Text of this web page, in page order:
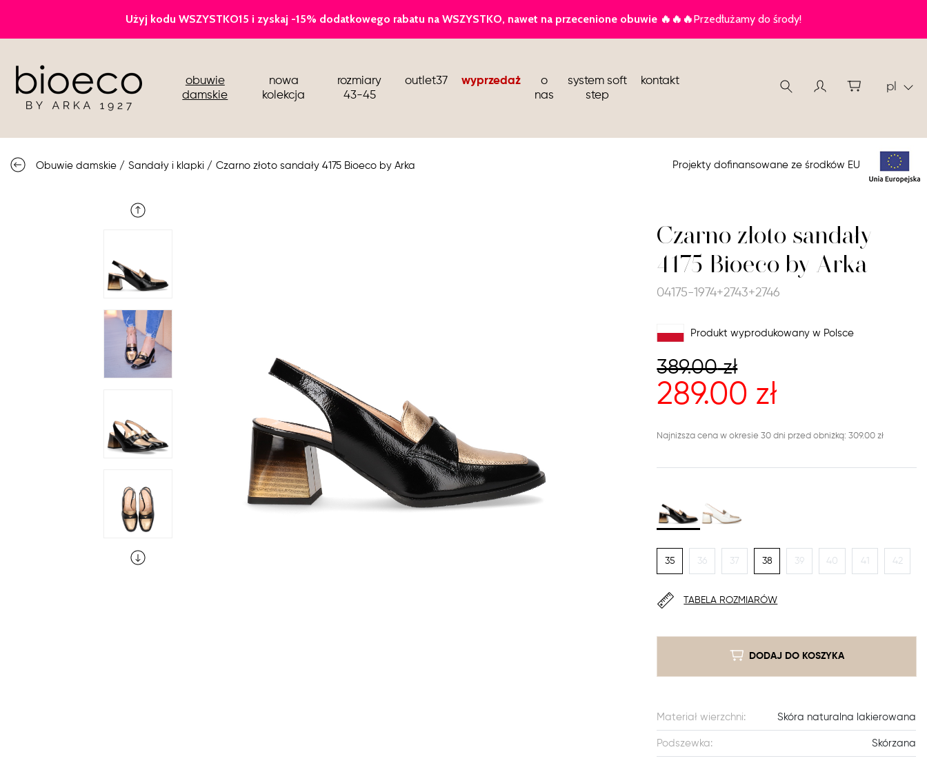
obuwie
damskie
sportowe sandały i klapki
półbuty i mokasyny buty dla stewardess
nowa
kolekcja
rozmiary
43-45
outlet37 wyprzedaż
o
nas
system soft
step
kontakt pl
Projekty dofinansowane ze środków EU
Obuwie damskie / Sandały i klapki / Czarno złoto sandały 4175 Bioeco by Arka
Czarno złoto sandały
4175 Bioeco by Arka
04175-1974+2743+2746
Produkt wyprodukowany w Polsce
389.00zł
289.00 zł
Najniższa cena w okresie 30 dni przed obniżką: 309.00 zł
35 36 37 38 39 40 41 42
TABELA ROZMIARÓW
DODAJ DO KOSZYKA
Materiał wierzchni: Skóra naturalna lakierowana
Podszewka: Skórzana